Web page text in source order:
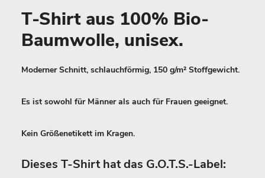
T-Shirt aus 100% Bio-
Baumwolle, unisex.
Moderner Schnitt, schlauchförmig, 150 g/m² Stoffgewicht.
Es ist sowohl für Männer als auch für Frauen geeignet.
Kein Größenetikett im Kragen.
Dieses T-Shirt hat das G.O.T.S.-Label: